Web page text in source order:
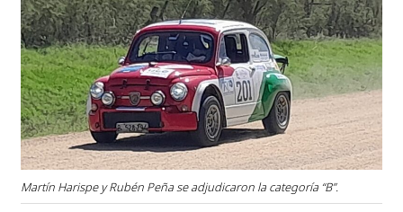
Martín Harispe y Rubén Peña se adjudicaron la categoría “B”.